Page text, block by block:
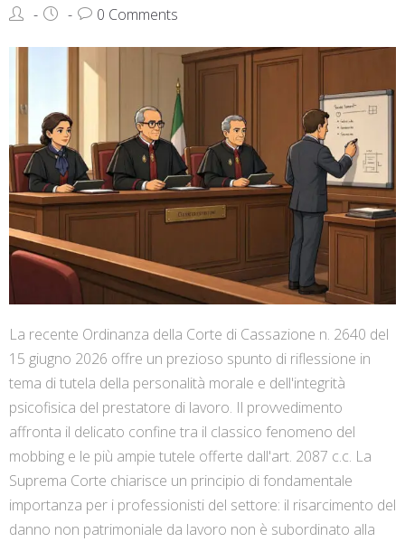
0 Comments
La recente Ordinanza della Corte di Cassazione n. 2640 del
15 giugno 2026 offre un prezioso spunto di riflessione in
tema di tutela della personalità morale e dell'integrità
psicofisica del prestatore di lavoro. Il provvedimento
affronta il delicato confine tra il classico fenomeno del
mobbing e le più ampie tutele offerte dall'art. 2087 c.c. La
Suprema Corte chiarisce un principio di fondamentale
importanza per i professionisti del settore: il risarcimento del
danno non patrimoniale da lavoro non è subordinato alla